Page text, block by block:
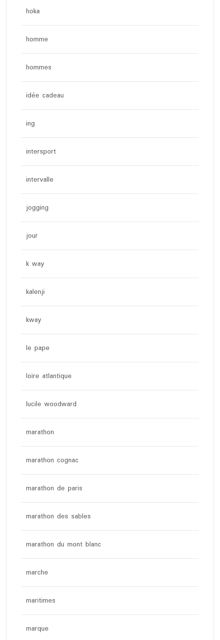
hoka
homme
hommes
idée cadeau
ing
intersport
intervalle
jogging
jour
k way
kalenji
kway
le pape
loire atlantique
lucile woodward
marathon
marathon cognac
marathon de paris
marathon des sables
marathon du mont blanc
marche
maritimes
marque